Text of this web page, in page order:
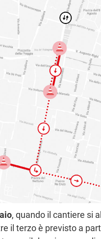
, quando il cantiere si
il terzo è previsto a